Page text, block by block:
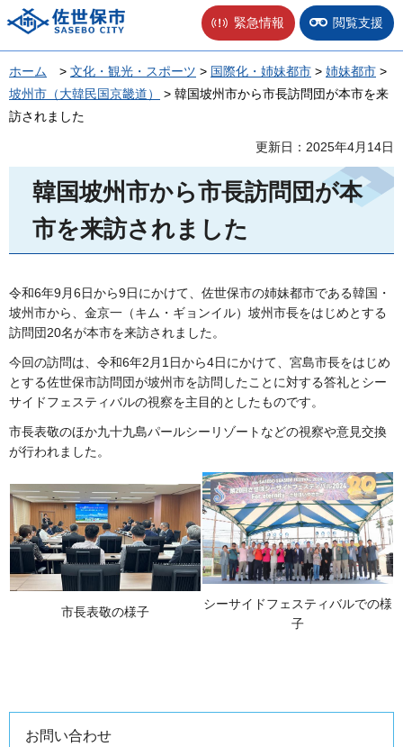
佐世保市 緊急情報 閲覧支援
ホーム > 文化・観光・スポーツ > 国際化・姉妹都市 > 姉妹都市 >
坡州市（大韓民国京畿道）
> 韓国坡州市から市長訪問団が本市を来
訪されました
更新日：2025年4月14日
韓国坡州市から市長訪問団が本
市を来訪されました
令和6年9月6日から9日にかけて、佐世保市の姉妹都市である韓国・
坡州市から、金京一（キム・ギョンイル）坡州市長をはじめとする
訪問団20名が本市を来訪されました。
今回の訪問は、令和6年2月1日から4日にかけて、宮島市長をはじめ
とする佐世保市訪問団が坡州市を訪問したことに対する答礼とシー
サイドフェスティバルの視察を主目的としたものです。
市長表敬のほか九十九島パールシーリゾートなどの視察や意見交換
が行われました。
市長表敬の様子
シーサイドフェスティバルでの様
子
お問い合わせ